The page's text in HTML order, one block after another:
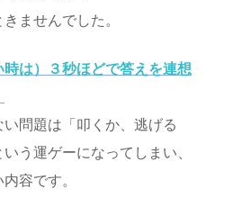
ませんでした。
は）３秒ほどで答えを連想
問題は「叩くか、逃げる
う運ゲーになってしまい、
容です。